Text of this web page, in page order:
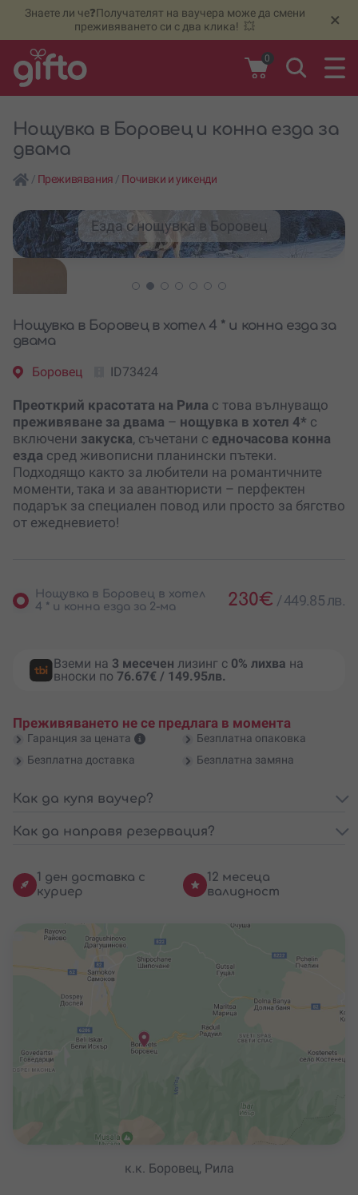
Знаете ли че❓Получателят на ваучера може да смени
преживяването си с два клика! 💥
×
0
Нощувка в Боровец и конна езда за
двама
/ Преживявания / Почивки и уикенди
Езда с нощувка в Боровец
Нощувка в Боровец в хотел 4 * и конна езда за
двама
Боровец ID73424
Преоткрий красотата на Рила с това вълнуващо
преживяване за двама – нощувка в хотел 4* с
включени закуска, съчетани с едночасова конна
езда сред живописни планински пътеки.
Подходящо както за любители на романтичните
моменти, така и за авантюристи – перфектен
подарък за специален повод или просто за бягство
от ежедневието!
Нощувка в Боровец в хотел
4 * и конна езда за 2-ма
230€ /449.85 лв.
Вземи на 3 месечен лизинг с 0% лихва на
вноски по 76.67€ / 149.95лв.
Преживяването не се предлага в момента
Гаранция за цената
Безплатна опаковка
Безплатна доставка
Безплатна замяна
Как да купя ваучер?
Как да направя резервация?
1 ден доставка с
куриер
12 месеца
валидност
к.к. Боровец, Рила